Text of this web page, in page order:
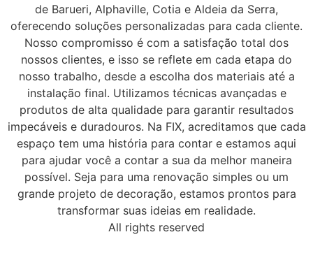
de Barueri, Alphaville, Cotia e Aldeia da Serra,
oferecendo soluções personalizadas para cada cliente.
Nosso compromisso é com a satisfação total dos
nossos clientes, e isso se reflete em cada etapa do
nosso trabalho, desde a escolha dos materiais até a
instalação final. Utilizamos técnicas avançadas e
produtos de alta qualidade para garantir resultados
impecáveis e duradouros. Na FIX, acreditamos que cada
espaço tem uma história para contar e estamos aqui
para ajudar você a contar a sua da melhor maneira
possível. Seja para uma renovação simples ou um
grande projeto de decoração, estamos prontos para
transformar suas ideias em realidade.
All rights reserved